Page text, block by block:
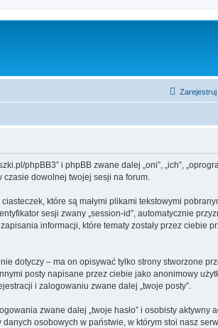
Zarejestruj
phpBB3” i phpBB zwane dalej „oni”, „ich”,
czasie dowolnej twojej sesji na forum.
które są małymi plikami tekstowymi
sesji zwany „session-id”, automatycznie
informacji, które tematy zostały przez ciebie
dotyczy – ma on opisywać tylko strony stworzone
posty napisane przez ciebie jako anonimowy
i zalogowaniu zwane dalej „twoje posty”.
zwane dalej „twoje hasło” i osobisty aktywny
osobowych w państwie, w którym stoi nasz